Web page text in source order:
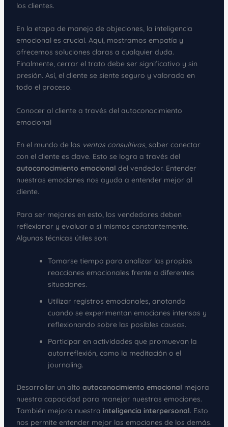
los clientes.
En la etapa de manejo de objeciones, la inteligencia
emocional es crucial. Aquí, mostramos empatía y
ofrecemos soluciones claras a cualquier duda.
Finalmente, cerrar el trato debe ser significativo y sin
presión. Así, el cliente se siente seguro y valorado en
todo el proceso.
Conocer al cliente a través del autoconocimiento
emocional
En el mundo de las ventas consultivas, saber conectar
con el cliente es clave. Esto se logra a través del
autoconocimiento emocional del vendedor. Entender
nuestras emociones nos ayuda a entender mejor al
cliente.
Para ser mejores en esto, los vendedores deben
reflexionar y evaluar a sí mismos constantemente.
Algunas técnicas útiles son:
Tomarse tiempo para analizar las propias
reacciones emocionales frente a diferentes
situaciones.
Utilizar registros emocionales, anotando
cuando se experimentan emociones intensas y
reflexionando sobre las posibles causas.
Participar en actividades que promuevan la
autorreflexión, como la meditación o el
journaling.
Desarrollar un alto autoconocimiento emocional mejora
nuestra capacidad para manejar nuestras emociones.
También mejora nuestra inteligencia interpersonal. Esto
nos permite entender mejor las emociones de los demás.